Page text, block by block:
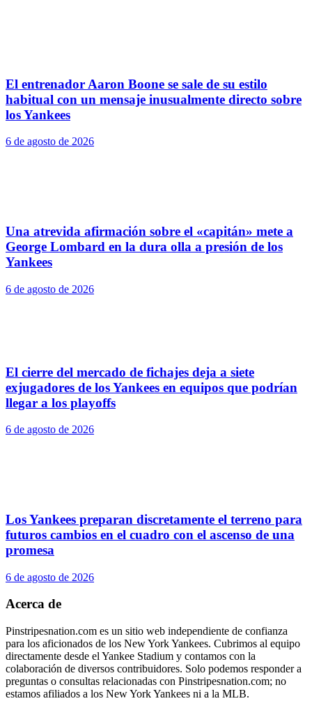
El entrenador Aaron Boone se sale de su estilo
habitual con un mensaje inusualmente directo sobre
los Yankees
6 de agosto de 2026
Una atrevida afirmación sobre el «capitán» mete a
George Lombard en la dura olla a presión de los
Yankees
6 de agosto de 2026
El cierre del mercado de fichajes deja a siete
exjugadores de los Yankees en equipos que podrían
llegar a los playoffs
6 de agosto de 2026
Los Yankees preparan discretamente el terreno para
futuros cambios en el cuadro con el ascenso de una
promesa
6 de agosto de 2026
Acerca de
Pinstripesnation.com es un sitio web independiente de confianza
para los aficionados de los New York Yankees. Cubrimos al equipo
directamente desde el Yankee Stadium y contamos con la
colaboración de diversos contribuidores. Solo podemos responder a
preguntas o consultas relacionadas con Pinstripesnation.com; no
estamos afiliados a los New York Yankees ni a la MLB.